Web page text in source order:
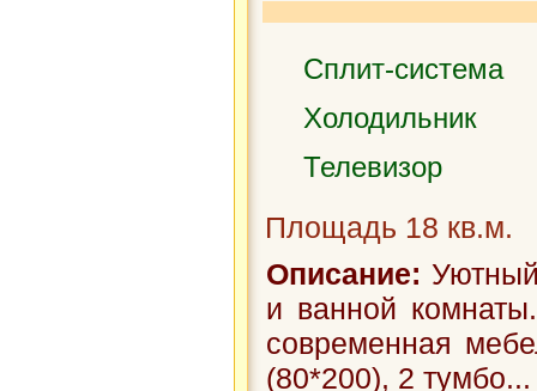
Питание:
Если Вы
услугам
водой,
стульями и
На
Сплит-система
Холодильник
Телевизор
Площадь 18 кв.м.
Описание:
и ванной
современная
(80*200), 2 тумбо...